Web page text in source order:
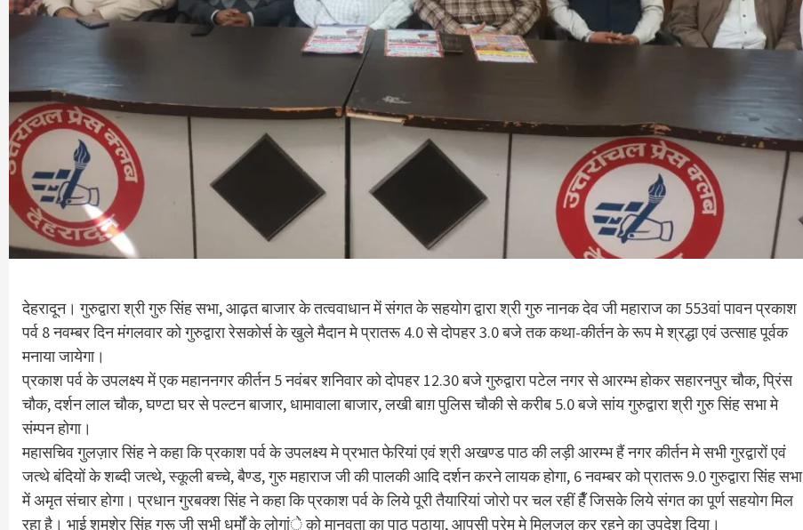
देहरादून। गुरुद्वारा श्री गुरु सिंह सभा, आढ़त बाजार के तत्ववाधान में संगत के सहयोग द्वारा श्री गुरु नानक देव जी महाराज का 553वां पावन प्रकाश
पर्व 8 नवम्बर दिन मंगलवार को गुरुद्वारा रेसकोर्स के खुले मैदान मे प्रातरू 4.0 से दोपहर 3.0 बजे तक कथा-कीर्तन के रूप मे श्रद्धा एवं उत्साह पूर्वक
मनाया जायेगा।
प्रकाश पर्व के उपलक्ष्य में एक महाननगर कीर्तन 5 नवंबर शनिवार को दोपहर 12.30 बजे गुरुद्वारा पटेल नगर से आरम्भ होकर सहारनपुर चौक, प्रिंस
चौक, दर्शन लाल चौक, घण्टा घर से पल्टन बाजार, धामावाला बाजार, लखी बाग़ पुलिस चौकी से करीब 5.0 बजे सांय गुरुद्वारा श्री गुरु सिंह सभा मे
संम्पन होगा।
महासचिव गुलज़ार सिंह ने कहा कि प्रकाश पर्व के उपलक्ष्य मे प्रभात फेरियां एवं श्री अखण्ड पाठ की लड़ी आरम्भ हैं नगर कीर्तन मे सभी गुरद्वारों एवं
जत्थे बंदियों के शब्दी जत्थे, स्कूली बच्चे, बैण्ड, गुरु महाराज जी की पालकी आदि दर्शन करने लायक होगा, 6 नवम्बर को प्रातरू 9.0 गुरुद्वारा सिंह सभा
में अमृत संचार होगा। प्रधान गुरबक्श सिंह ने कहा कि प्रकाश पर्व के लिये पूरी तैयारियां जोरो पर चल रहीं हैँ जिसके लिये संगत का पूर्ण सहयोग मिल
रहा है। भाई शमशेर सिंह गुरू जी सभी धर्मों के लोगांे क़ो मानवता का पाठ पठाया, आपसी प्रेम मे मिलजुल कर रहने का उपदेश दिया।